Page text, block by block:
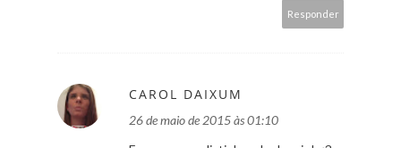
Responder
CAROL DAIXUM
26 de maio de 2015 às 01:10